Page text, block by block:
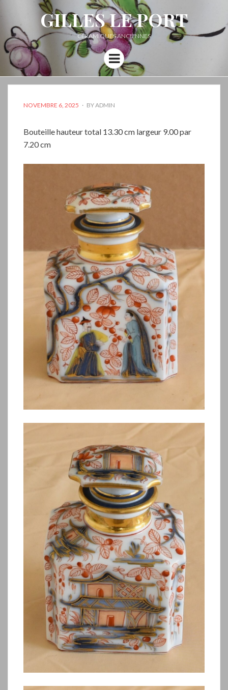
GILLES LE PORT
CÉRAMIQUES ANCIENNES
Menu
POSTED
NOVEMBRE 6, 2025 BYADMIN
Bouteille hauteur total 13.30 cm largeur 9.00 par
7.20 cm